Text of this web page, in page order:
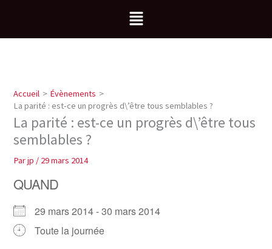
contenu
Menu
Accueil
Évènements
La parité : est-ce un progrès d\’être tous semblables ?
La parité : est-ce un progrès d\’être tous
semblables ?
Parjp / 29 mars 2014
QUAND
29 mars 2014 - 30 mars 2014
Toute la journée